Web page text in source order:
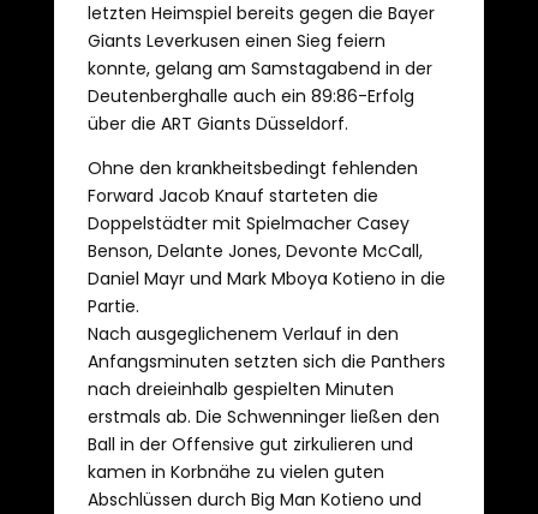
letzten Heimspiel bereits gegen die Bayer
Giants Leverkusen einen Sieg feiern
konnte, gelang am Samstagabend in der
Deutenberghalle auch ein 89:86-Erfolg
über die ART Giants Düsseldorf.
Ohne den krankheitsbedingt fehlenden
Forward Jacob Knauf starteten die
Doppelstädter mit Spielmacher Casey
Benson, Delante Jones, Devonte McCall,
Daniel Mayr und Mark Mboya Kotieno in die
Partie.
Nach ausgeglichenem Verlauf in den
Anfangsminuten setzten sich die Panthers
nach dreieinhalb gespielten Minuten
erstmals ab. Die Schwenninger ließen den
Ball in der Offensive gut zirkulieren und
kamen in Korbnähe zu vielen guten
Abschlüssen durch Big Man Kotieno und